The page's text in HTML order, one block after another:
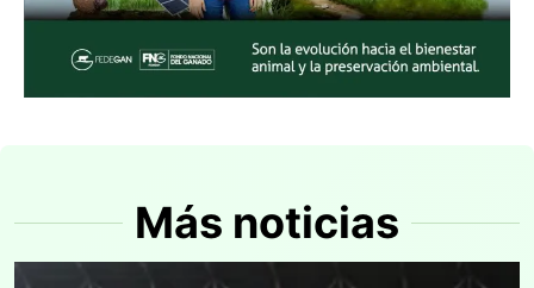
Más noticias